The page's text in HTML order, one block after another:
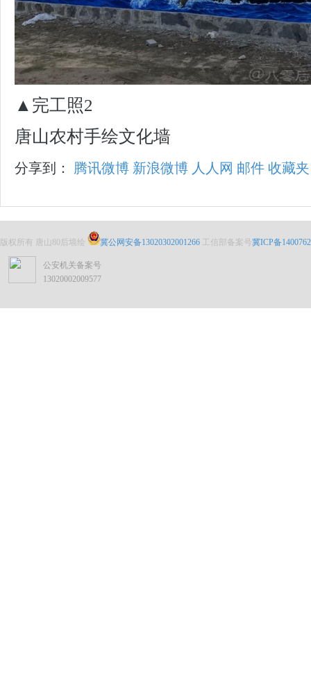
▲完工照2
唐山农村手绘文化墙
分享到： 腾讯微博 新浪微博 人人网 邮件 收藏夹
版权所有 唐山80后墙绘 冀公网安备13020302001266 工信部备案号冀ICP备
公安机关备案号
13020002009577